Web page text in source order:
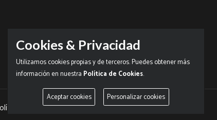
de sostenibilidad, seguridad y salud en el trabajo
Cookies & Privacidad
Utilizamos cookies propias y de terceros. Puedes obtener más
información en nuestra Política de Cookies.
Aceptar cookies Personalizar cookies